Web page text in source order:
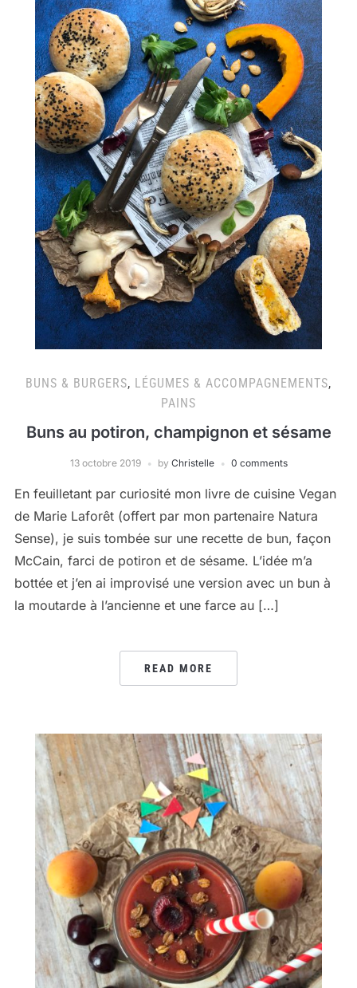
BUNS & BURGERS, LÉGUMES & ACCOMPAGNEMENTS,
PAINS
Buns au potiron, champignon et sésame
13 octobre 2019 by Christelle 0 comments
En feuilletant par curiosité mon livre de cuisine Vegan
de Marie Laforêt (offert par mon partenaire Natura
Sense), je suis tombée sur une recette de bun, façon
McCain, farci de potiron et de sésame. L’idée m’a
bottée et j’en ai improvisé une version avec un bun à
la moutarde à l’ancienne et une farce au […]
READ MORE